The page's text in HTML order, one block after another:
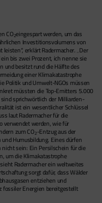
CO2eingespart werden, um das
Investitionsvolumens von
erklärt Radermacher. „Der
bis zwei Prozent, ich nenne sie
und besitzt rund die Hälfte des
einer Klimakatastrophe
Politik und Umwelt-NGOs müssen
müssten die Top-Emitters 5.000
sprichwörtlich der Milliarden-
ist ein wesentlicher Schlüssel
laut Radermacher für die
verwendet werden, wie für
zum CO2-Entzug aus der
Humusbildung. Eines dürfen
sein: Ein Persilschein für die
um die Klimakatastrophe
Radermacher ein weltweites
sorgt dafür, dass Wälder
entziehen und
fossiler Energien bereitgestellt